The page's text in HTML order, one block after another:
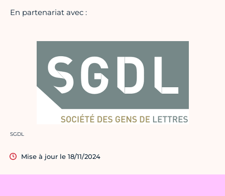
En partenariat avec :
Crédit photo :
SGDL
Mise à jour le 18/11/2024